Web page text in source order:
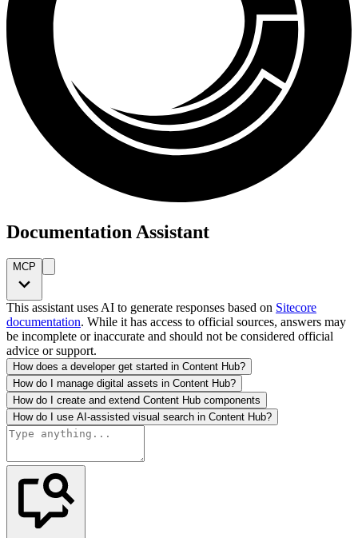
Documentation Assistant
MCP
This assistant uses AI to generate responses based on Sitecore
documentation. While it has access to official sources, answers may
be incomplete or inaccurate and should not be considered official
advice or support.
How does a developer get started in Content Hub?
How do I manage digital assets in Content Hub?
How do I create and extend Content Hub components
How do I use AI-assisted visual search in Content Hub?